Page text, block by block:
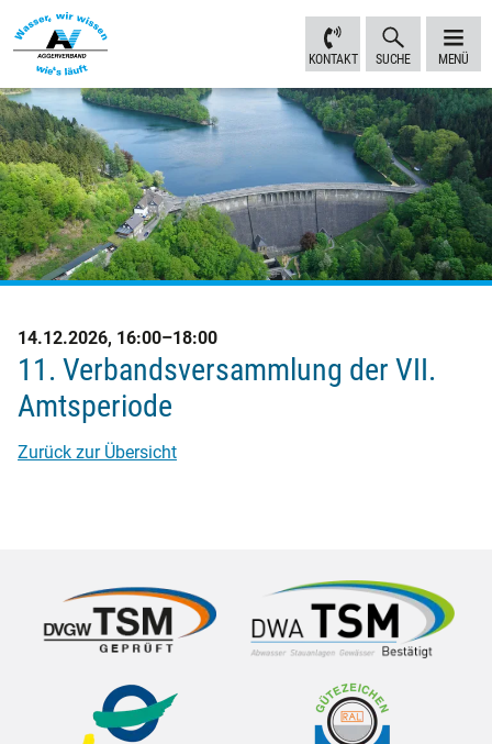
Sprungmarken
Inhalt
anspringen
Navigation
anspringen
Fußbereich
anspringen
KONTAKT SUCHE MENÜ
14.12.2026, 16:00–18:00
11. Verbandsversammlung der VII.
Amtsperiode
Zurück zur Übersicht